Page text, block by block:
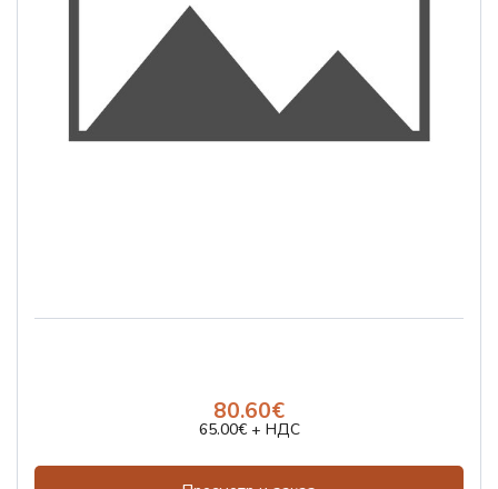
80.60€
65.00€ + НДС